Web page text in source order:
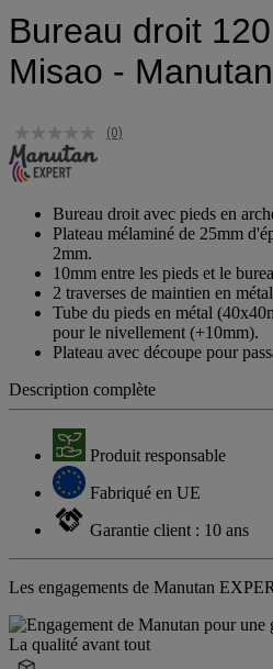
Bureau droit
Misao -
(0)
Bureau droit avec pieds en
Plateau mélaminé de 25mm
2mm.
10mm entre les pieds et le
2 traverses de maintien en
Tube du pieds en métal
pour le nivellement (+10mm).
Plateau avec découpe pour
Description complète
Produit responsable
Fabriqué en UE
Garantie client : 10 ans
Les engagements de Manutan
La qualité avant tout